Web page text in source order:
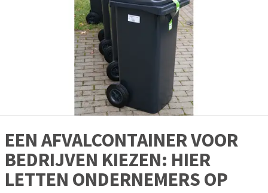
EEN AFVALCONTAINER VOOR
BEDRIJVEN KIEZEN: HIER
LETTEN ONDERNEMERS OP